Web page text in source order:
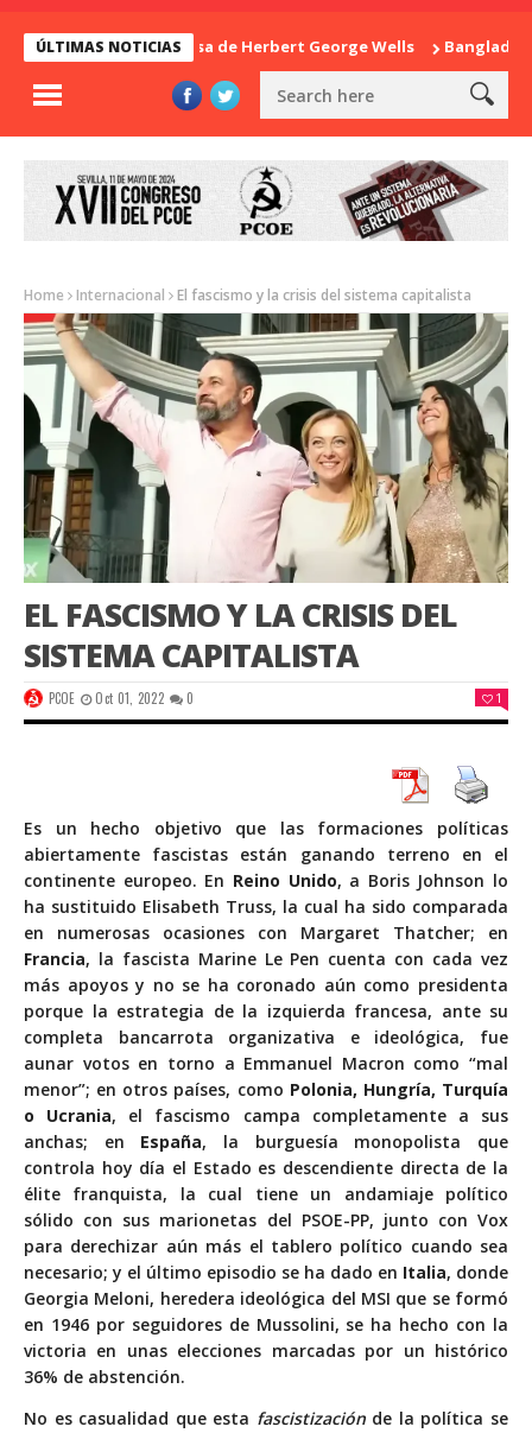
ÚLTIMAS NOTICIAS
La sorpresa de Herbert George Wells Bangladesh:
Home Internacional El fascismo y la crisis del sistema capitalista
EL FASCISMO Y LA CRISIS DEL
SISTEMA CAPITALISTA
PCOE Oct 01, 2022 0 1
Es un hecho objetivo que las formaciones políticas
abiertamente fascistas están ganando terreno en el
continente europeo. En Reino Unido, a Boris Johnson lo
ha sustituido Elisabeth Truss, la cual ha sido comparada
en numerosas ocasiones con Margaret Thatcher; en
Francia, la fascista Marine Le Pen cuenta con cada vez
más apoyos y no se ha coronado aún como presidenta
porque la estrategia de la izquierda francesa, ante su
completa bancarrota organizativa e ideológica, fue
aunar votos en torno a Emmanuel Macron como “mal
menor”; en otros países, como Polonia, Hungría, Turquía
o Ucrania, el fascismo campa completamente a sus
anchas; en España, la burguesía monopolista que
controla hoy día el Estado es descendiente directa de la
élite franquista, la cual tiene un andamiaje político
sólido con sus marionetas del PSOE-PP, junto con Vox
para derechizar aún más el tablero político cuando sea
necesario; y el último episodio se ha dado en Italia, donde
Georgia Meloni, heredera ideológica del MSI que se formó
en 1946 por seguidores de Mussolini, se ha hecho con la
victoria en unas elecciones marcadas por un histórico
36% de abstención.
No es casualidad que esta fascistización de la política se